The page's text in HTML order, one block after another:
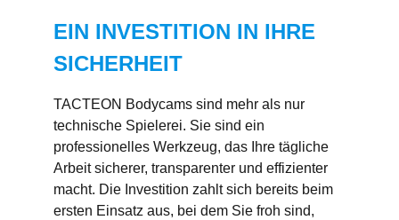
EIN INVESTITION IN IHRE
SICHERHEIT
TACTEON Bodycams sind mehr als nur
technische Spielerei. Sie sind ein
professionelles Werkzeug, das Ihre tägliche
Arbeit sicherer, transparenter und effizienter
macht. Die Investition zahlt sich bereits beim
ersten Einsatz aus, bei dem Sie froh sind,